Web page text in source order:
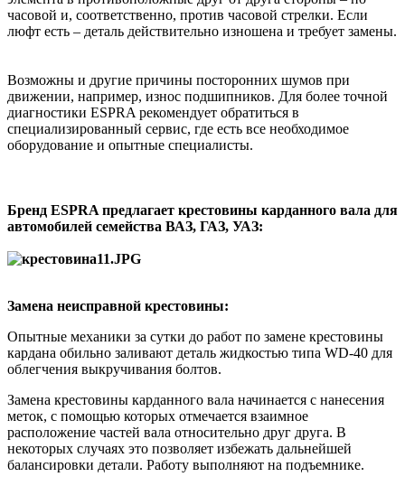
часовой и, соответственно, против часовой стрелки. Если
люфт есть – деталь действительно изношена и требует замены.
Возможны и другие причины посторонних шумов при
движении, например, износ подшипников. Для более точной
диагностики ESPRA рекомендует обратиться в
специализированный сервис, где есть все необходимое
оборудование и опытные специалисты.
Бренд ESPRA предлагает крестовины карданного вала для
автомобилей семейства ВАЗ, ГАЗ, УАЗ:
Замена неисправной крестовины:
Опытные механики за сутки до работ по замене крестовины
кардана обильно заливают деталь жидкостью типа WD-40 для
облегчения выкручивания болтов.
Замена крестовины карданного вала начинается с нанесения
меток, с помощью которых отмечается взаимное
расположение частей вала относительно друг друга. В
некоторых случаях это позволяет избежать дальнейшей
балансировки детали. Работу выполняют на подъемнике.